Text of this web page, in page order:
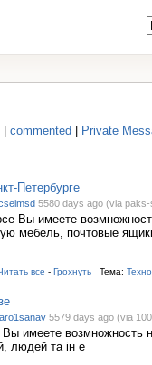
commented Private
Петербурге
5580 days ago (via paks-
Вы имеете
мебель, почтовые
все - Грохнуть Тема:
5579 days ago (via
Вы имеете возмножность
людей та ін е